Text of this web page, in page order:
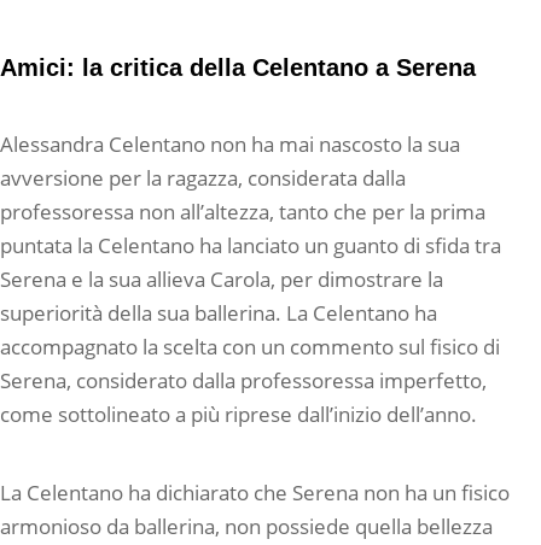
Amici: la critica della Celentano a Serena
Alessandra Celentano non ha mai nascosto la sua
avversione per la ragazza, considerata dalla
professoressa non all’altezza, tanto che per la prima
puntata la Celentano ha lanciato un guanto di sfida tra
Serena e la sua allieva Carola, per dimostrare la
superiorità della sua ballerina. La Celentano ha
accompagnato la scelta con un commento sul fisico di
Serena, considerato dalla professoressa imperfetto,
come sottolineato a più riprese dall’inizio dell’anno.
La Celentano ha dichiarato che Serena non ha un fisico
armonioso da ballerina, non possiede quella bellezza